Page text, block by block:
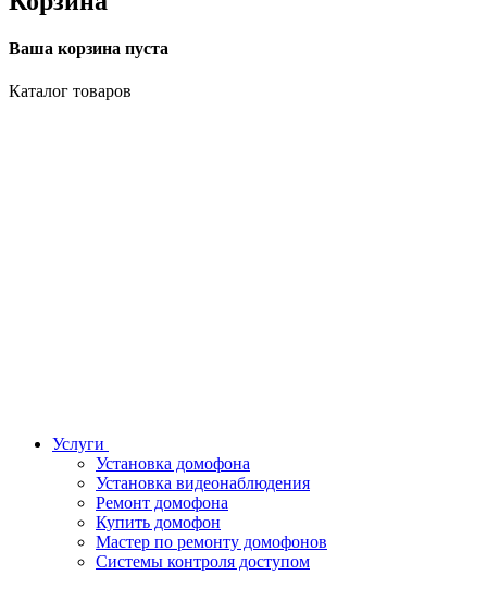
Ваша корзина пуста
Каталог товаров
Услуги
Установка домофона
Установка видеонаблюдения
Ремонт домофона
Купить домофон
Мастер по ремонту домофонов
Системы контроля доступом